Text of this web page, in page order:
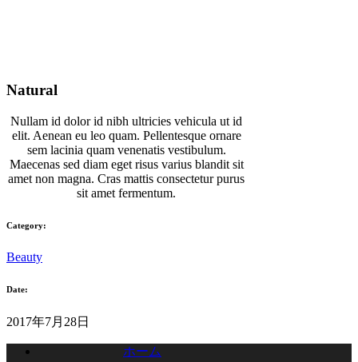
Natural
Nullam id dolor id nibh ultricies vehicula ut id
elit. Aenean eu leo quam. Pellentesque ornare
sem lacinia quam venenatis vestibulum.
Maecenas sed diam eget risus varius blandit sit
amet non magna. Cras mattis consectetur purus
sit amet fermentum.
Category:
Beauty
Date:
2017年7月28日
ホーム